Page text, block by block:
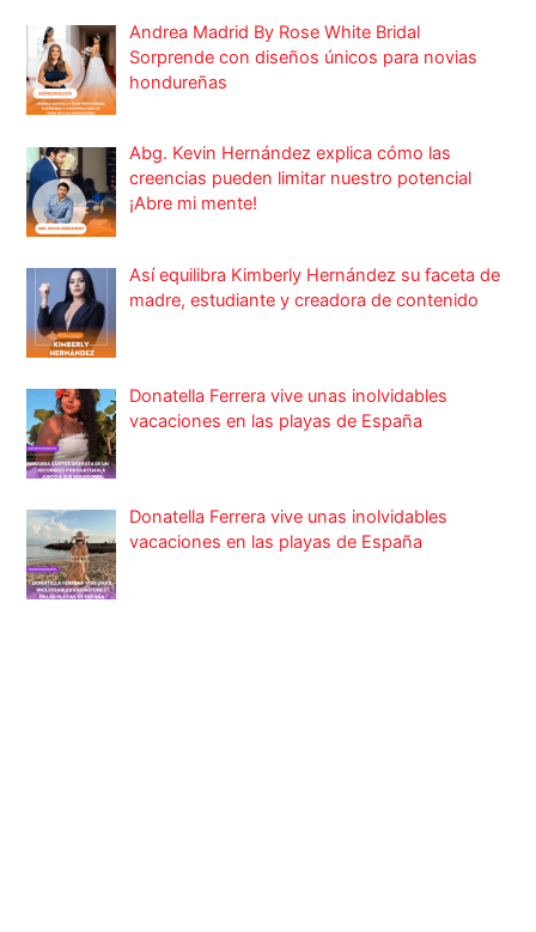
Andrea Madrid By Rose White Bridal
Sorprende con diseños únicos para novias
hondureñas
Abg. Kevin Hernández explica cómo las
creencias pueden limitar nuestro potencial
¡Abre mi mente!
Así equilibra Kimberly Hernández su faceta de
madre, estudiante y creadora de contenido
Donatella Ferrera vive unas inolvidables
vacaciones en las playas de España
Donatella Ferrera vive unas inolvidables
vacaciones en las playas de España